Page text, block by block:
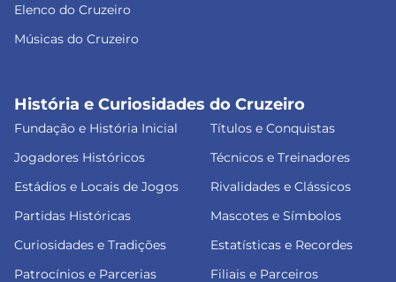
Elenco do Cruzeiro
Músicas do Cruzeiro
História e Curiosidades do Cruzeiro
Fundação e História Inicial
Títulos e Conquistas
Jogadores Históricos
Técnicos e Treinadores
Estádios e Locais de Jogos
Rivalidades e Clássicos
Partidas Históricas
Mascotes e Símbolos
Curiosidades e Tradições
Estatísticas e Recordes
Patrocínios e Parcerias
Filiais e Parceiros